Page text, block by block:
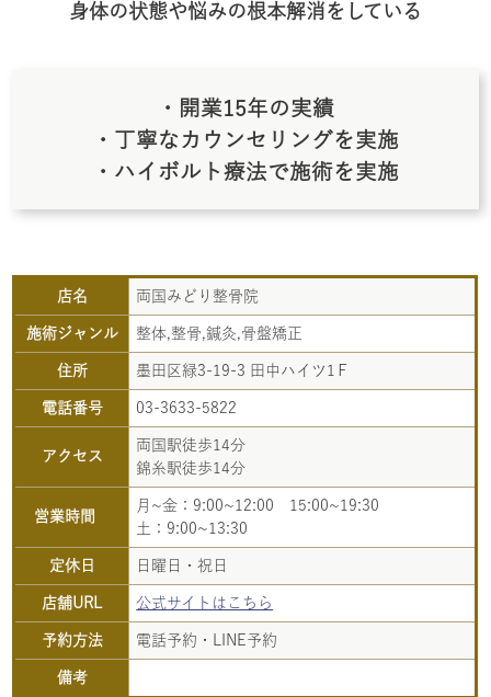
身体の状態や悩みの根本解消をしている
・開業15年の実績
・丁寧なカウンセリングを実施
・ハイボルト療法で施術を実施
店名 両国みどり整骨院
施術ジャンル 整体,整骨,鍼灸,骨盤矯正
住所 墨田区緑3-19-3 田中ハイツ1Ｆ
電話番号 03-3633-5822
アクセス
両国駅徒歩14分
錦糸駅徒歩14分
営業時間
月~金：9:00~12:00 15:00~19:30
土：9:00~13:30
定休日 日曜日・祝日
店舗URL 公式サイトはこちら
予約方法 電話予約・LINE予約
備考